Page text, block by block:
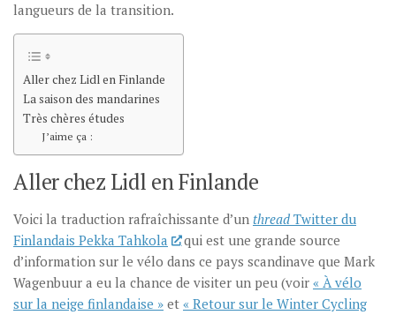
langueurs de la transition.
Aller chez Lidl en Finlande
La saison des mandarines
Très chères études
J’aime ça :
Aller chez Lidl en Finlande
Voici la traduction rafraîchissante d’un thread Twitter du
Finlandais Pekka Tahkola
qui est une grande source
d’information sur le vélo dans ce pays scandinave que Mark
Wagenbuur a eu la chance de visiter un peu (voir « À vélo
sur la neige finlandaise » et « Retour sur le Winter Cycling